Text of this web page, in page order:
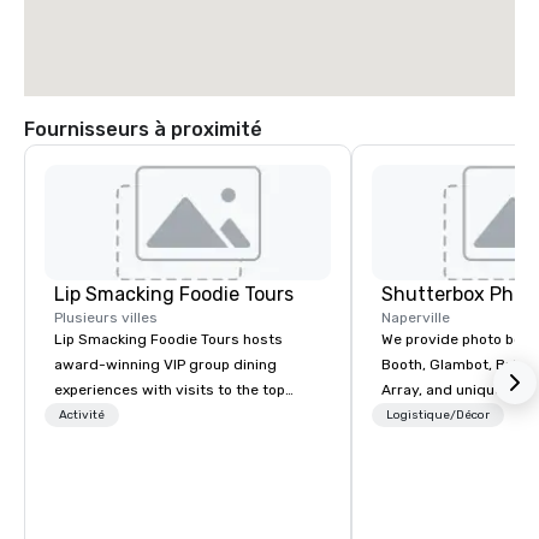
Fournisseurs à proximité
Lip Smacking Foodie Tours
Plusieurs villes
Lip Smacking Foodie Tours hosts
award-winning VIP group dining
experiences with visits to the top
restaurants throughout the United
Activité
Naperville
We provide photo
Booth, Glambot, Bullet
Array, and unique
services for live
Logistique/Décor